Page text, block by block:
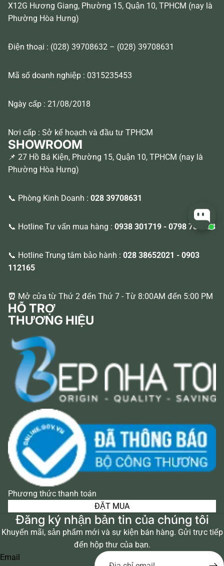
X12G Hương Giang, Phường 15, Quận 10, TPHCM (nay là
Phường Hòa Hưng)
Điện thoại : (028) 39708632 – (028) 39708631
Mã số doanh nghiệp : 0315235453
Ngày cấp : 21/08/2018
Nơi cấp : Sở kế hoạch và đầu tư TPHCM
SHOWROOM
📌 27 Hồ Bá Kiện, Phường 15, Quận 10, TPHCM (nay là
Phường Hòa Hưng)
📞 Phòng Kinh Doanh : 028 39708631
📞 Hotline Tư vấn mua hàng : 0938 301719 - 0798 788763
📞 Hotline Trung tâm bảo hành : 028 38652021 - 0903
112165
⏰ Mở cửa từ Thứ 2 đến Thứ 7 - Từ 8:00AM đến 5:00 PM
HỖ TRỢ
THƯƠNG HIỆU
Phương thức thanh toán
ĐẶT MUA
Đăng ký nhận bản tin của chúng tôi
Khuyến mãi, sản phẩm mới và sự kiện bán hàng. Gửi trực tiếp
đến hộp thư của bạn.
Email